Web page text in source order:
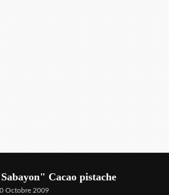
Cacao pistache
Octobre 2009